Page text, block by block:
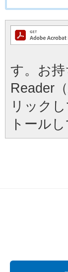
す。お
Reader
リック
トール